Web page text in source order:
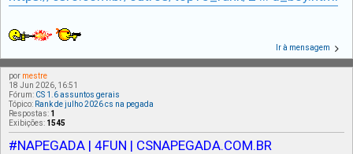
Ir à mensagem
por mestre
18 Jun 2026, 16:51
Fórum: CS 1.6 assuntos gerais
Tópico: Rank de julho 2026 cs na pegada
Respostas: 1
Exibições: 1545
#NAPEGADA | 4FUN | CSNAPEGADA.COM.BR